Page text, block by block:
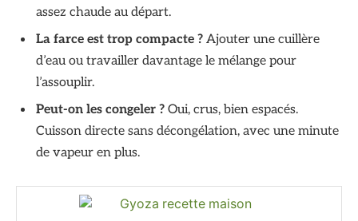
assez chaude au départ.
La farce est trop compacte ? Ajouter une cuillère
d’eau ou travailler davantage le mélange pour
l’assouplir.
Peut-on les congeler ? Oui, crus, bien espacés.
Cuisson directe sans décongélation, avec une minute
de vapeur en plus.